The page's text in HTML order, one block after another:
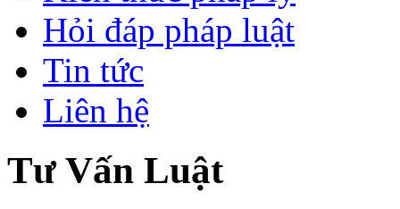
Hỏi đáp pháp luật
Tin tức
Liên hệ
Tư Vấn Luật